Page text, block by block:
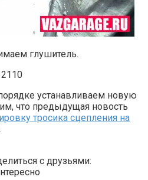
глушитель.
устанавливаем новую
что предыдущая новость
тросика сцепления на
с друзьями: